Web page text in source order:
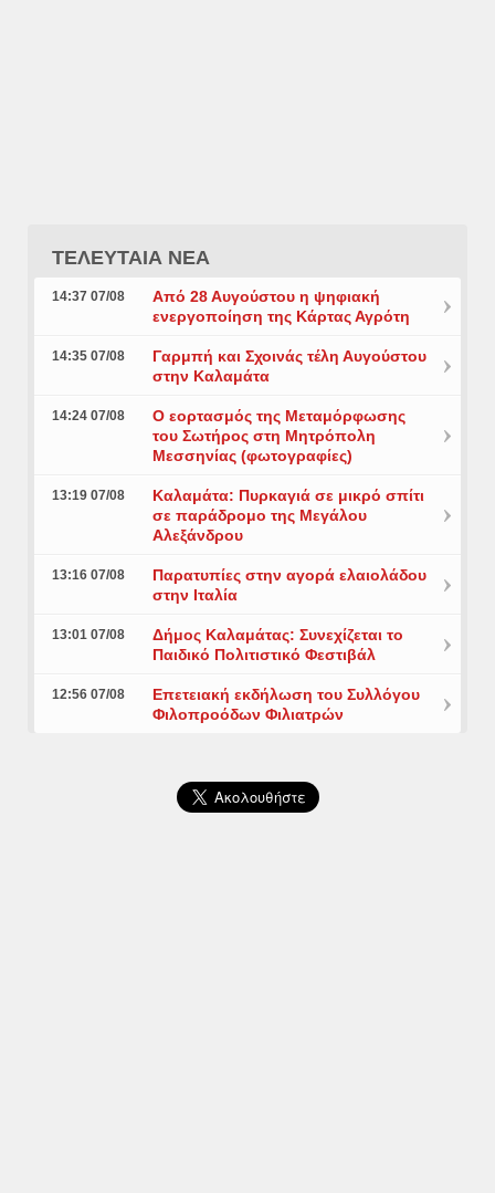
ΤΕΛΕΥΤΑΙΑ ΝΕΑ
14:37 07/08
Από 28 Αυγούστου η ψηφιακή
ενεργοποίηση της Κάρτας Αγρότη
14:35 07/08
Γαρμπή και Σχοινάς τέλη Αυγούστου
στην Καλαμάτα
14:24 07/08
Ο εορτασμός της Μεταμόρφωσης
του Σωτήρος στη Μητρόπολη
Μεσσηνίας (φωτογραφίες)
13:19 07/08
Καλαμάτα: Πυρκαγιά σε μικρό σπίτι
σε παράδρομο της Μεγάλου
Αλεξάνδρου
13:16 07/08
Παρατυπίες στην αγορά ελαιολάδου
στην Ιταλία
13:01 07/08
Δήμος Καλαμάτας: Συνεχίζεται το
Παιδικό Πολιτιστικό Φεστιβάλ
12:56 07/08
Επετειακή εκδήλωση του Συλλόγου
Φιλοπροόδων Φιλιατρών